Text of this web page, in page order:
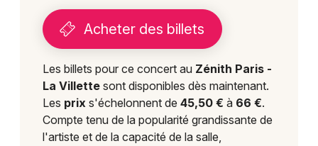
Acheter des billets
Les billets pour ce concert au Zénith Paris -
La Villette sont disponibles dès maintenant.
Les prix s'échelonnent de 45,50 € à 66 €.
Compte tenu de la popularité grandissante de
l'artiste et de la capacité de la salle,